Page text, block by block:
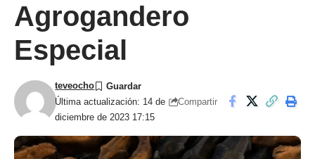
Agrogandero
Especial
Última actualización: 14 de
diciembre de 2023 17:15
teveocho
Compartir